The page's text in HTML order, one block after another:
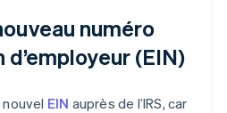
numéro
(EIN)
EIN auprès de l’IRS, car